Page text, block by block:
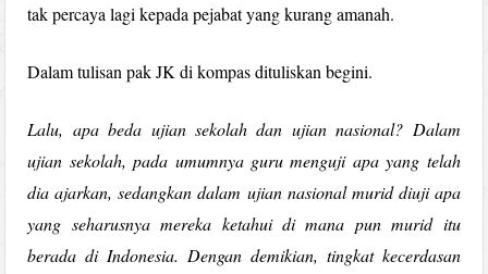
tak percaya lagi kepada pejabat yang kurang amanah.
Dalam tulisan pak JK di kompas dituliskan begini.
Lalu, apa beda ujian sekolah dan ujian nasional? Dalam
ujian sekolah, pada umumnya guru menguji apa yang telah
dia ajarkan, sedangkan dalam ujian nasional murid diuji apa
yang seharusnya mereka ketahui di mana pun murid itu
berada di Indonesia. Dengan demikian, tingkat kecerdasan